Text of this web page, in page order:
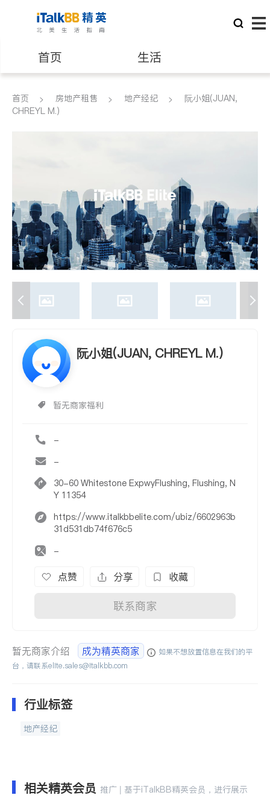
首页 生活
医生 律师
养老 非盈利组织
首页 房地产租售 地产经纪
阮小姐(JUAN,
CHREYL M.)
阮小姐(JUAN, CHREYL M.)
暂无商家福利
-
-
30-60 Whitestone ExpwyFlushing, Flushing, N
Y 11354
https://www.italkbbelite.com/ubiz/6602963b
31d531db74f676c5
-
点赞 分享 收藏
联系商家
暂无商家介绍 成为精英商家
如果不想放置信息在我们的平
台，请联系elite.sales@italkbb.com
行业标签
地产经纪
相关精英会员 推广 | 基于iTalkBB精英会员，进行展示